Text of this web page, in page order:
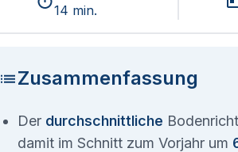
14 min.
Zusammenfassung
Der durchschnittliche
damit im Schnitt zum Vorjahr um